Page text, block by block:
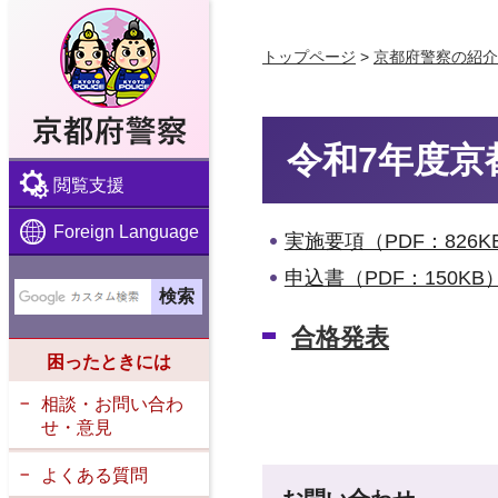
京都府警察
閲覧支援
Foreign Language
困ったときには
相談・お問い合わ
せ・意見
よくある質問
トップページ > 京都府警察の紹介
令和7年度京
実施要項（PDF：
申込書（PDF：150KB
合格発表